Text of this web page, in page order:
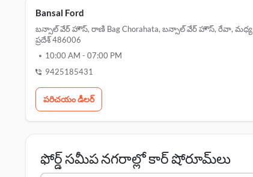
Bansal Ford
బన్సాల్ వేర్ హౌస్, రాణి Bag Chorahata, బన్సాల్ వేర్ హౌస్, రేవా, మధ్య
ప్రదేశ్ 486006
10:00 AM - 07:00 PM
9425185431
పరిచయం డీలర్
ఫోర్డ్ సమీప నగరాల్లో కార్ షోరూమ్‌లు